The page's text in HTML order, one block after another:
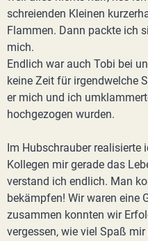
schreienden Kleinen
Flammen. Dann packte ich
mich.
Endlich war auch Tobi bei
keine Zeit für irgendwelche
er mich und ich
hochgezogen wurden.
Im Hubschrauber realisierte
Kollegen mir gerade das
verstand ich endlich. Man
bekämpfen! Wir waren eine
zusammen konnten wir
vergessen, wie viel Spaß